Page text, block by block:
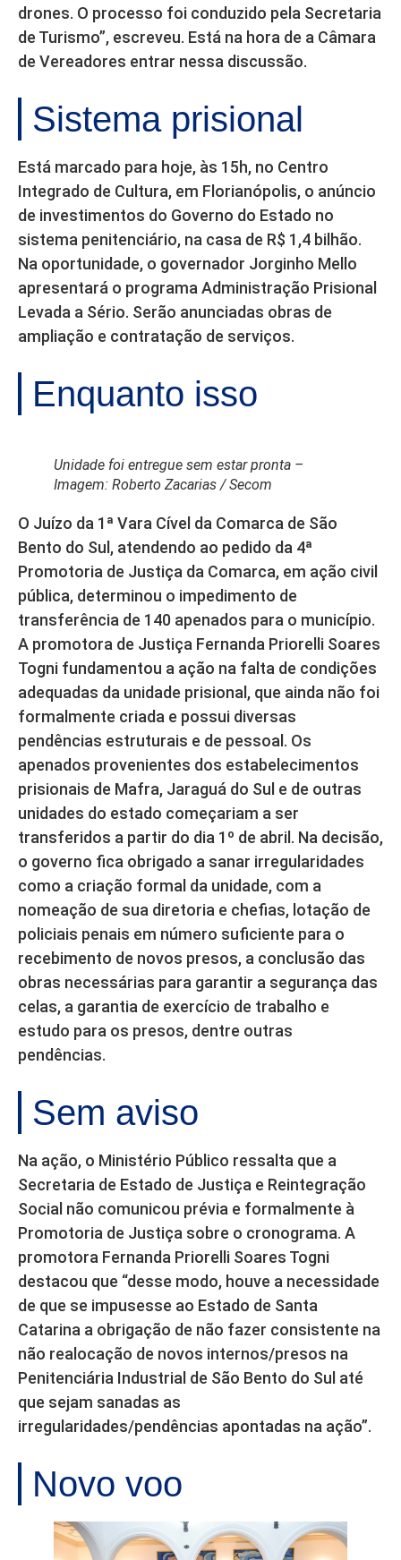
drones. O processo foi conduzido pela Secretaria
de Turismo”, escreveu. Está na hora de a Câmara
de Vereadores entrar nessa discussão.
Sistema prisional
Está marcado para hoje, às 15h, no Centro
Integrado de Cultura, em Florianópolis, o anúncio
de investimentos do Governo do Estado no
sistema penitenciário, na casa de R$ 1,4 bilhão.
Na oportunidade, o governador Jorginho Mello
apresentará o programa Administração Prisional
Levada a Sério. Serão anunciadas obras de
ampliação e contratação de serviços.
Enquanto isso
Unidade foi entregue sem estar pronta –
Imagem: Roberto Zacarias / Secom
O Juízo da 1ª Vara Cível da Comarca de São
Bento do Sul, atendendo ao pedido da 4ª
Promotoria de Justiça da Comarca, em ação civil
pública, determinou o impedimento de
transferência de 140 apenados para o município.
A promotora de Justiça Fernanda Priorelli Soares
Togni fundamentou a ação na falta de condições
adequadas da unidade prisional, que ainda não foi
formalmente criada e possui diversas
pendências estruturais e de pessoal. Os
apenados provenientes dos estabelecimentos
prisionais de Mafra, Jaraguá do Sul e de outras
unidades do estado começariam a ser
transferidos a partir do dia 1º de abril. Na decisão,
o governo fica obrigado a sanar irregularidades
como a criação formal da unidade, com a
nomeação de sua diretoria e chefias, lotação de
policiais penais em número suficiente para o
recebimento de novos presos, a conclusão das
obras necessárias para garantir a segurança das
celas, a garantia de exercício de trabalho e
estudo para os presos, dentre outras
pendências.
Sem aviso
Na ação, o Ministério Público ressalta que a
Secretaria de Estado de Justiça e Reintegração
Social não comunicou prévia e formalmente à
Promotoria de Justiça sobre o cronograma. A
promotora Fernanda Priorelli Soares Togni
destacou que “desse modo, houve a necessidade
de que se impusesse ao Estado de Santa
Catarina a obrigação de não fazer consistente na
não realocação de novos internos/presos na
Penitenciária Industrial de São Bento do Sul até
que sejam sanadas as
irregularidades/pendências apontadas na ação”.
Novo voo